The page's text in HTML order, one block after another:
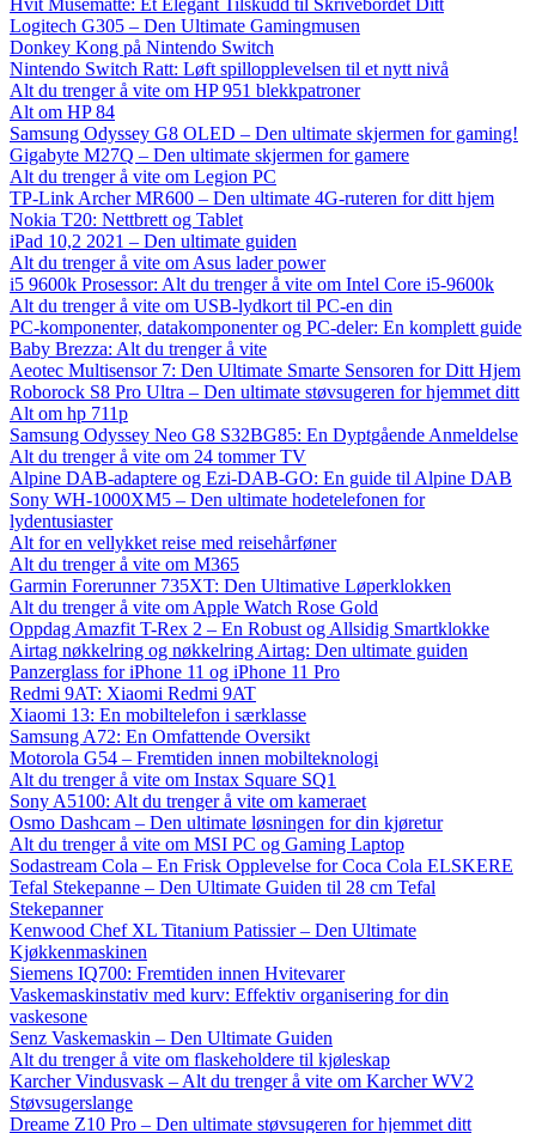
Logitech G305 – Den Ultimate Gamingmusen
Donkey Kong på Nintendo Switch
Nintendo Switch Ratt: Løft spillopplevelsen til et nytt nivå
Alt du trenger å vite om HP 951 blekkpatroner
Alt om HP 84
Samsung Odyssey G8 OLED – Den ultimate skjermen for gaming!
Gigabyte M27Q – Den ultimate skjermen for gamere
Alt du trenger å vite om Legion PC
TP-Link Archer MR600 – Den ultimate 4G-ruteren for ditt hjem
Nokia T20: Nettbrett og Tablet
iPad 10,2 2021 – Den ultimate guiden
Alt du trenger å vite om Asus lader power
i5 9600k Prosessor: Alt du trenger å vite om Intel Core i5-9600k
Alt du trenger å vite om USB-lydkort til PC-en din
PC-komponenter, datakomponenter og PC-deler: En komplett guide
Baby Brezza: Alt du trenger å vite
Aeotec Multisensor 7: Den Ultimate Smarte Sensoren for Ditt Hjem
Roborock S8 Pro Ultra – Den ultimate støvsugeren for hjemmet ditt
Alt om hp 711p
Samsung Odyssey Neo G8 S32BG85: En Dyptgående Anmeldelse
Alt du trenger å vite om 24 tommer TV
Alpine DAB-adaptere og Ezi-DAB-GO: En guide til Alpine DAB
Sony WH-1000XM5 – Den ultimate hodetelefonen for
lydentusiaster
Alt for en vellykket reise med reisehårføner
Alt du trenger å vite om M365
Garmin Forerunner 735XT: Den Ultimative Løperklokken
Alt du trenger å vite om Apple Watch Rose Gold
Oppdag Amazfit T-Rex 2 – En Robust og Allsidig Smartklokke
Airtag nøkkelring og nøkkelring Airtag: Den ultimate guiden
Panzerglass for iPhone 11 og iPhone 11 Pro
Redmi 9AT: Xiaomi Redmi 9AT
Xiaomi 13: En mobiltelefon i særklasse
Samsung A72: En Omfattende Oversikt
Motorola G54 – Fremtiden innen mobilteknologi
Alt du trenger å vite om Instax Square SQ1
Sony A5100: Alt du trenger å vite om kameraet
Osmo Dashcam – Den ultimate løsningen for din kjøretur
Alt du trenger å vite om MSI PC og Gaming Laptop
Sodastream Cola – En Frisk Opplevelse for Coca Cola ELSKERE
Tefal Stekepanne – Den Ultimate Guiden til 28 cm Tefal
Stekepanner
Kenwood Chef XL Titanium Patissier – Den Ultimate
Kjøkkenmaskinen
Siemens IQ700: Fremtiden innen Hvitevarer
Vaskemaskinstativ med kurv: Effektiv organisering for din
vaskesone
Senz Vaskemaskin – Den Ultimate Guiden
Alt du trenger å vite om flaskeholdere til kjøleskap
Karcher Vindusvask – Alt du trenger å vite om Karcher WV2
Støvsugerslange
Dreame Z10 Pro – Den ultimate støvsugeren for hjemmet ditt